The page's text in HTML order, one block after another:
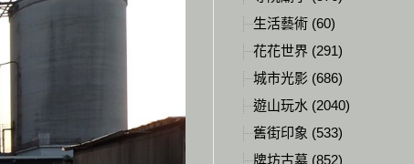
生活藝術 (60)
花花世界 (291)
城市光影 (686)
遊山玩水 (2040)
舊街印象 (533)
牌坊古墓 (852)